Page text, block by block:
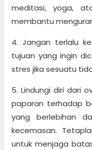
meditasi, yoga,
membantu
4. Jangan terlalu
tujuan yang ingin
stres jika sesuatu
5. Lindungi diri dari
paparan terhadap
yang berlebihan
kecemasan.
untuk menjaga